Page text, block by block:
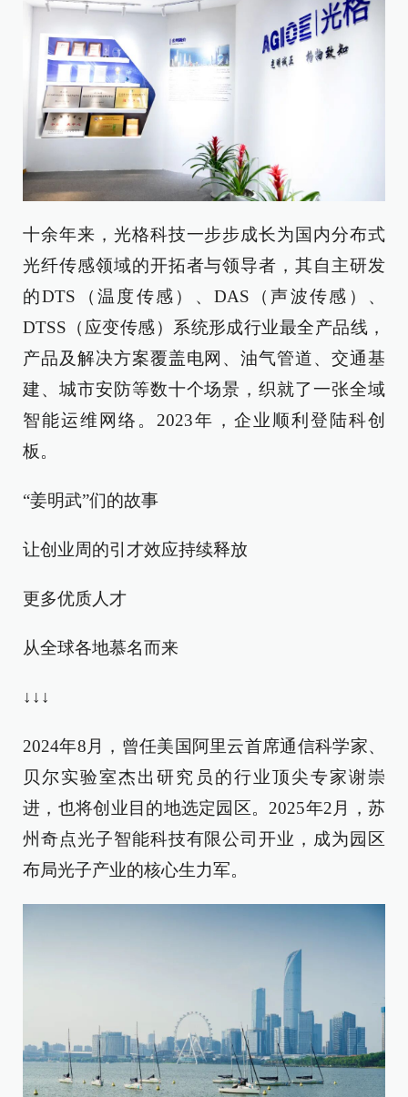
十余年来，光格科技一步步成长为国内分布式
光纤传感领域的开拓者与领导者，其自主研发
的DTS（温度传感）、DAS（声波传感）、
DTSS（应变传感）系统形成行业最全产品线，
产品及解决方案覆盖电网、油气管道、交通基
建、城市安防等数十个场景，织就了一张全域
智能运维网络。2023年，企业顺利登陆科创
板。
“姜明武”们的故事
让创业周的引才效应持续释放
更多优质人才
从全球各地慕名而来
↓↓↓
2024年8月，曾任美国阿里云首席通信科学家、
贝尔实验室杰出研究员的行业顶尖专家谢崇
进，也将创业目的地选定园区。2025年2月，苏
州奇点光子智能科技有限公司开业，成为园区
布局光子产业的核心生力军。